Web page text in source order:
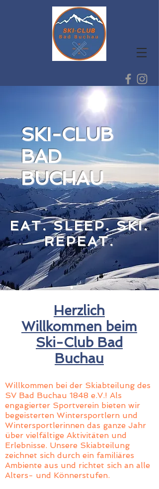
SKI-CLUB
BAD
BUCHAU
EAT. SLEEP. SKI.
REPEAT.
Herzlich
Willkommen beim
Ski-Club Bad
Buchau
Willkommen bei der Skiabteilung des
SV Bad Buchau 1848 e.V.! Als
engagierter Sportverein bieten wir
begeisterten Wintersportlern und
Wintersportlerinnen das ganze Jahr
über vielfältige Aktivitäten und
Erlebnisse. Unsere Skiabteilung
zeichnet sich durch ein familiäres
Ambiente aus und richtet sich an alle
Alters- und Könnerstufen.